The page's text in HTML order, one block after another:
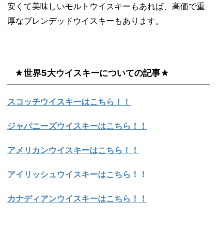
安くて美味しいモルトウイスキーもあれば、高価で重
厚なブレンデッドウイスキーもあります。
★世界5大ウイスキーについての記事★
スコッチウイスキーはこちら！！
ジャパニーズウイスキーはこちら！！
アメリカンウイスキーはこちら！！
アイリッシュウイスキーはこちら！！
カナディアンウイスキーはこちら！！